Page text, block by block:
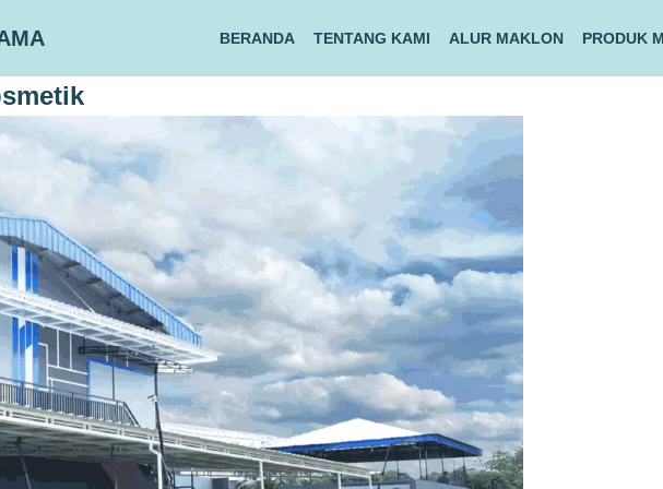
BERANDA TENTANG KAMI ALUR MAKLON PRODUK